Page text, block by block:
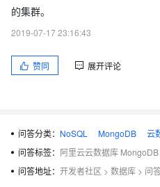
的集群。
2019-07-17 23:16:43
赞同 展开评论
问答分类： NoSQL MongoDB
云
问答标签： 阿里云云数据库 MongoDB
问答地址： 开发者社区 > 数据库 > 问